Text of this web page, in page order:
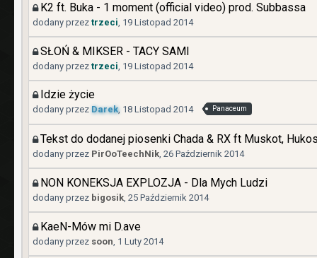
K2 ft. Buka - 1 moment (official video) prod. Subbassa
dodany przeztrzeci, 19 Listopad 2014
SŁOŃ & MIKSER - TACY SAMI
dodany przeztrzeci, 19 Listopad 2014
Idzie życie
dodany przezDarek, 18 Listopad 2014 Panaceum
Tekst do dodanej piosenki Chada & RX ft Muskot,
dodany przez PirOoTeechNik,26 Październik 2014
NON KONEKSJA EXPLOZJA - Dla Mych Ludzi
dodany przez bigosik,25 Październik 2014
KaeN-Mów mi D.ave
dodany przez soon, 1 Luty 2014